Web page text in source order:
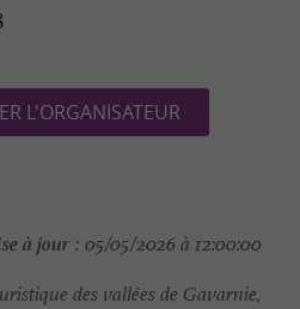
L'ORGANISATEUR
à jour : 05/05/2026 à 12:00:00
des vallées de Gavarnie,